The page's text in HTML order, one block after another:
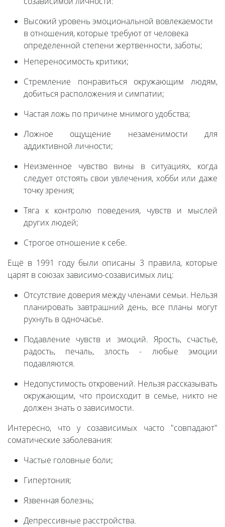
Высокий уровень эмоциональной вовлекаемости
в отношения, которые требуют от человека
определенной степени жертвенности, заботы;
Непереносимость критики;
Стремление понравиться окружающим людям,
добиться расположения и симпатии;
Частая ложь по причине мнимого удобства;
Ложное ощущение незаменимости для
аддиктивной личности;
Неизменное чувство вины в ситуациях, когда
следует отстоять свои увлечения, хобби или даже
точку зрения;
Тяга к контролю поведения, чувств и мыслей
других людей;
Строгое отношение к себе.
Ещё в 1991 году были описаны 3 правила, которые
царят в союзах зависимо-созависимых лиц:
Отсутствие доверия между членами семьи. Нельзя
планировать завтрашний день, все планы могут
рухнуть в одночасье.
Подавление чувств и эмоций. Ярость, счастье,
радость, печаль, злость - любые эмоции
подавляются.
Недопустимость откровений. Нельзя рассказывать
окружающим, что происходит в семье, никто не
должен знать о зависимости.
Интересно, что у созависимых часто "совпадают"
соматические заболевания:
Частые головные боли;
Гипертония;
Язвенная болезнь;
Депрессивные расстройства.